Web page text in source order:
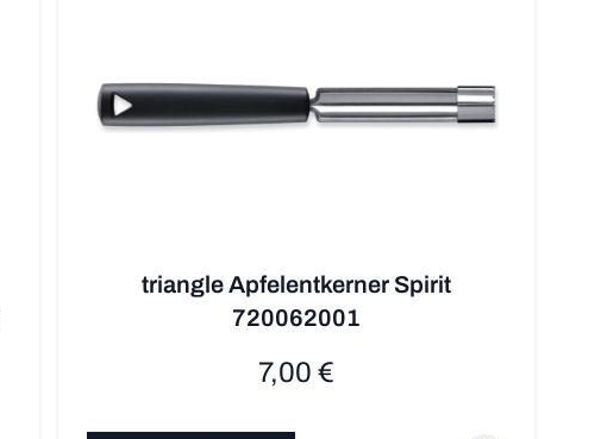
triangle Apfelent­kerner Spirit
720062001
7,00 €